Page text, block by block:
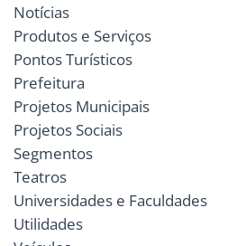
Notícias
Produtos e Serviços
Pontos Turísticos
Prefeitura
Projetos Municipais
Projetos Sociais
Segmentos
Teatros
Universidades e Faculdades
Utilidades